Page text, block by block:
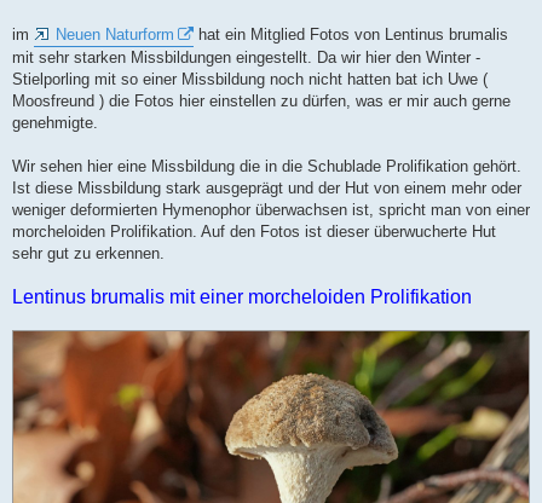
e
s
e
n
e
r
e
t
r
a
im Neuen Naturform
hat ein Mitglied Fotos von Lentinus brumalis
mit sehr starken Missbildungen eingestellt. Da wir hier den Winter -
Stielporling mit so einer Missbildung noch nicht hatten bat ich Uwe (
Moosfreund ) die Fotos hier einstellen zu dürfen, was er mir auch gerne
genehmigte.
Wir sehen hier eine Missbildung die in die Schublade Prolifikation gehört.
Ist diese Missbildung stark ausgeprägt und der Hut von einem mehr oder
weniger deformierten Hymenophor überwachsen ist, spricht man von einer
morcheloiden Prolifikation. Auf den Fotos ist dieser überwucherte Hut
sehr gut zu erkennen.
Lentinus brumalis mit einer morcheloiden Prolifikation